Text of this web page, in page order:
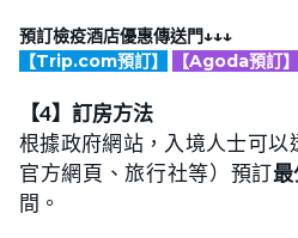
預訂檢疫酒店優惠傳送門↓↓↓
【Trip.com預訂】
【Agoda預訂】
【4】訂房方法
根據政府網站，入境人士可以
官方網頁、旅行社等）預訂
間。